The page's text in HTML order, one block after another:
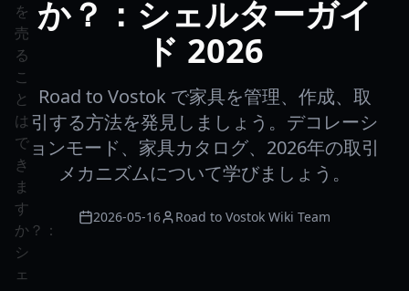
か？：シェルターガイ
ド 2026
Road to Vostok で家具を管理、作成、取
引する方法を発見しましょう。デコレーシ
ョンモード、家具カタログ、2026年の取引
メカニズムについて学びましょう。
2026-05-16 Road to Vostok Wiki Team